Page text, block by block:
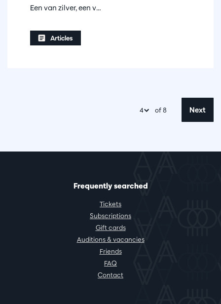
Een van zilver, een v…
Articles
of 8 Next
Frequently searched
Tickets
Subscriptions
Gift cards
Auditions & vacancies
Friends
FAQ
Contact